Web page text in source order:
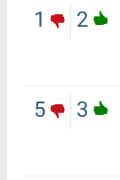
2
1
3
5